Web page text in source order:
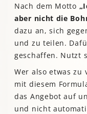
Nach dem Motto
aber nicht die
dazu an, sich
und zu teilen.
geschaffen. Nutzt
Wer also etwas zu
mit diesem
das Angebot auf
und nicht